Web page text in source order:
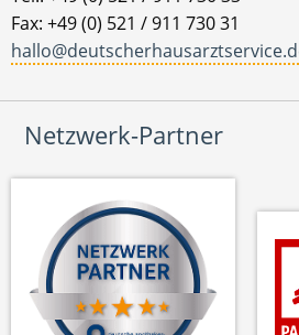
Fax: +49 (0) 521 / 911 730 31
Netzwerk-Partner